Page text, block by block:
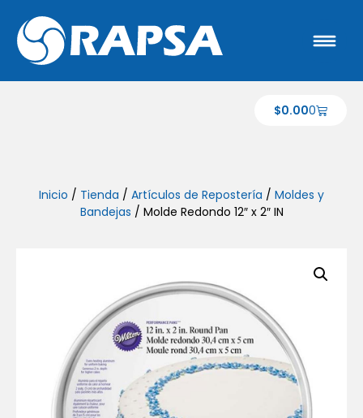
$0.000
Inicio / Tienda / Artículos de Repostería / Moldes y
Bandejas / Molde Redondo 12″ x 2″ IN